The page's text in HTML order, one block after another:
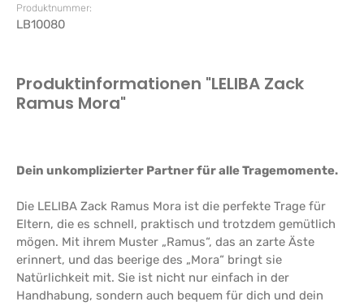
Produktnummer:
LB10080
Produktinformationen "LELIBA Zack
Ramus Mora"
Dein unkomplizierter Partner für alle Tragemomente.
Die LELIBA Zack Ramus Mora ist die perfekte Trage für
Eltern, die es schnell, praktisch und trotzdem gemütlich
mögen. Mit ihrem Muster „Ramus“, das an zarte Äste
erinnert, und das beerige des „Mora“ bringt sie
Natürlichkeit mit. Sie ist nicht nur einfach in der
Handhabung, sondern auch bequem für dich und dein